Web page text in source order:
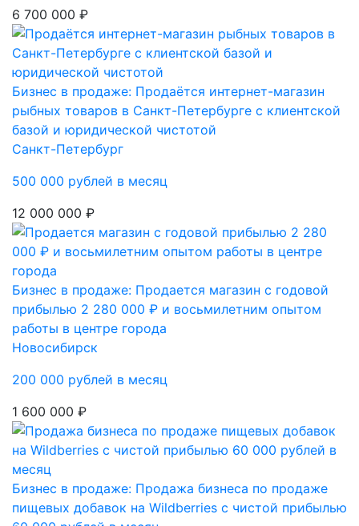
6 700 000 ₽
Бизнес в продаже: Продаётся интернет-магазин
рыбных товаров в Санкт-Петербурге с клиентской
базой и юридической чистотой
Санкт-Петербург
500 000 рублей в месяц
12 000 000 ₽
Бизнес в продаже: Продается магазин с годовой
прибылью 2 280 000 ₽ и восьмилетним опытом
работы в центре города
Новосибирск
200 000 рублей в месяц
1 600 000 ₽
Бизнес в продаже: Продажа бизнеса по продаже
пищевых добавок на Wildberries с чистой прибылью